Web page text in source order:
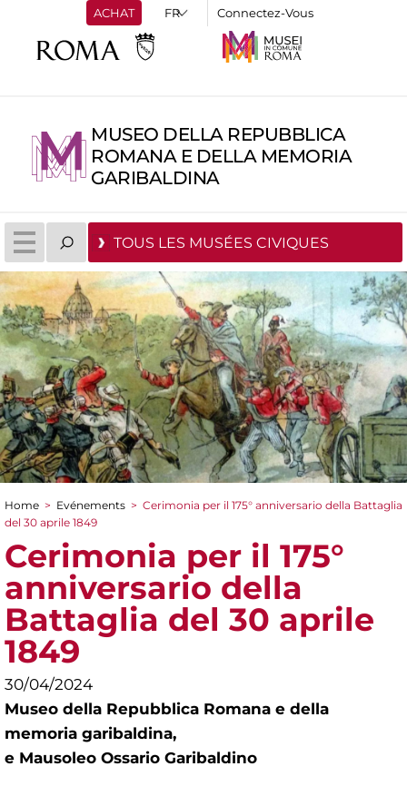
ACHAT Connectez-Vous
MUSEO DELLA REPUBBLICA
ROMANA E DELLA MEMORIA
GARIBALDINA
TOUS LES MUSÉES CIVIQUES
You are here
Home > Evénements > Cerimonia per il 175° anniversario della Battaglia
del 30 aprile 1849
Cerimonia per il 175°
anniversario della
Battaglia del 30 aprile
1849
30/04/2024
Museo della Repubblica Romana e della
memoria garibaldina,
e Mausoleo Ossario Garibaldino